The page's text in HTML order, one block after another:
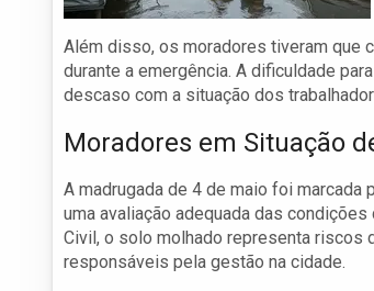
Além disso, os moradores tiveram que
durante a emergência. A dificuldade
descaso com a situação dos
Moradores em Situação
A madrugada de 4 de maio foi
uma avaliação adequada das
Civil, o solo molhado representa riscos
responsáveis pela gestão na cidade.